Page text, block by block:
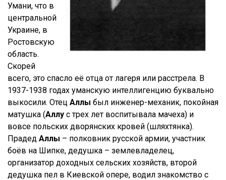
Умани, что в
центральной
Украине, в
Ростовскую
область.
Скорей
всего, это спасло её отца от лагеря или расстрела. В
1937-1938 годах уманскую интеллигенцию буквально
выкосили. Отец Аллы был инженер-механик, покойная
матушка (Аллу с трех лет воспитывала мачеха) и
вовсе польских дворянских кровей (шляхтянка).
Прадед Аллы – полковник русской армии, участник
боёв на Шипке, дедушка – землевладелец,
организатор доходных сельских хозяйств, второй
дедушка пел в Киевской опере, водил знакомство с